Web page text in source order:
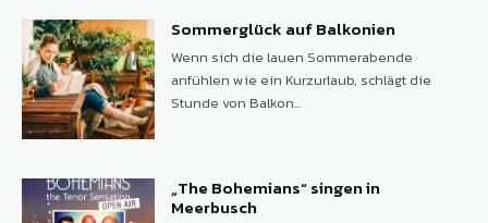
Sommerglück auf Balkonien
Wenn sich die lauen Sommerabende
anfühlen wie ein Kurzurlaub, schlägt die
Stunde von Balkon...
„The Bohemians“ singen in
Meerbusch